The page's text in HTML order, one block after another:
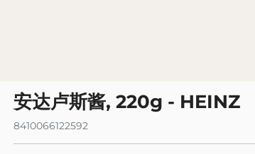
安达卢斯酱, 220g - HEINZ
8410066122592